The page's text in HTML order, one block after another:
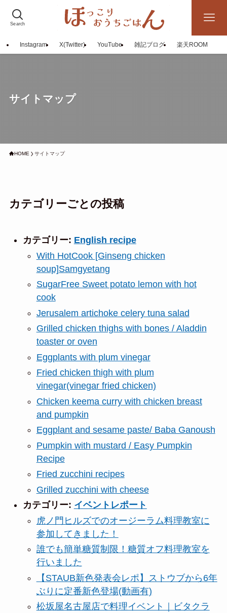
Search
Instagram X(Twitter) YouTube 雑記ブログ 楽天ROOM
サイトマップ
HOME サイトマップ
カテゴリーごとの投稿
カテゴリー: English recipe
With HotCook [Ginseng chicken
soup]Samgyetang
SugarFree Sweet potato lemon with hot
cook
Jerusalem artichoke celery tuna salad
Grilled chicken thighs with bones / Aladdin
toaster or oven
Eggplants with plum vinegar
Fried chicken thigh with plum
vinegar(vinegar fried chicken)
Chicken keema curry with chicken breast
and pumpkin
Eggplant and sesame paste/ Baba Ganoush
Pumpkin with mustard / Easy Pumpkin
Recipe
Fried zucchini recipes
Grilled zucchini with cheese
カテゴリー: イベントレポート
虎ノ門ヒルズでのオージーラム料理教室に
参加してきました！
誰でも簡単糖質制限！糖質オフ料理教室を
行いました
【STAUB新色発表会レポ】ストウブから6年
ぶりに定番新色登場(動画有)
松坂屋名古屋店で料理イベント｜ビタクラ